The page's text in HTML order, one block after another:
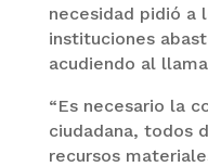
necesidad pidió a
instituciones
acudiendo al
“Es necesario la
ciudadana, todos
recursos